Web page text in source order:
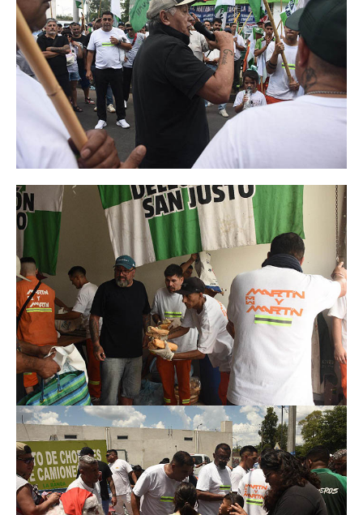
Secretario tesorero
Secretaría gremial
Secretaría de organización
Secretaría de turismo
Secretaría de deporte
Secretaría de acción social
Secretaria de la vivienda
Sec. accidente de trabajo
Secretaría de fiscalización
Secretaría de política de transporte
Secretaría de asuntos seccionales
Secretaría de la Mujer
Secretaría de la juventud
Secretaría de formación política-sindical
Secretaría de derechos humanos